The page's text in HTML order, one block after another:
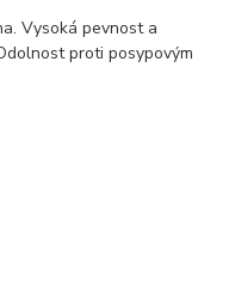
Vysoká pevnost a
proti posypovým